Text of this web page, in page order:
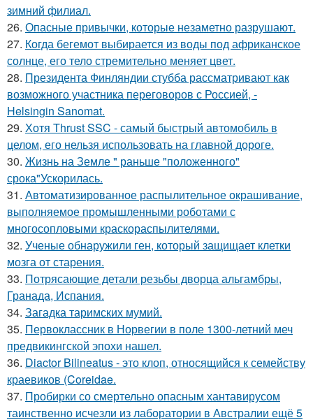
зимний филиал.
26. Опасные привычки, которые незаметно разрушают.
27. Когда бегемот выбирается из воды под африканское
солнце, его тело стремительно меняет цвет.
28. Президента Финляндии стубба рассматривают как
возможного участника переговоров с Россией, -
Helsingin Sanomat.
29. Хотя Thrust SSC - самый быстрый автомобиль в
целом, его нельзя использовать на главной дороге.
30. Жизнь на Земле " раньше "положенного"
срока"Ускорилась.
31. Автоматизированное распылительное окрашивание,
выполняемое промышленными роботами с
многосопловыми краскораспылителями.
32. Ученые обнаружили ген, который защищает клетки
мозга от старения.
33. Потрясающие детали резьбы дворца альгамбры,
Гранада, Испания.
34. Загадка таримских мумий.
35. Первоклассник в Норвегии в поле 1300-летний меч
предвикингской эпохи нашел.
36. Diactor Bilineatus - это клоп, относящийся к семейству
краевиков (Coreidae.
37. Пробирки со смертельно опасным хантавирусом
таинственно исчезли из лаборатории в Австралии ещё 5